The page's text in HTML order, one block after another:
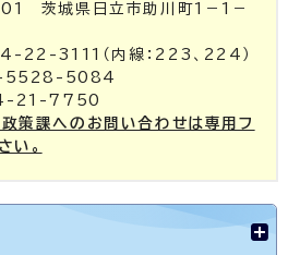
茨城県日立市助川町1－1－
22-3111（内線：223、224）
5528-5084
21-7750
策課へのお問い合わせは専用フ
い。